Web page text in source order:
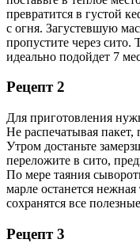
превратится в густой
с огня. Загустевшую
пропустите через
идеально подойдет 7
Рецепт 2
Для приготовления
Не распечатывая пакет,
Утром достаньте
переложите в сито,
По мере таяния
марле останется
сохранятся все
Рецепт 3